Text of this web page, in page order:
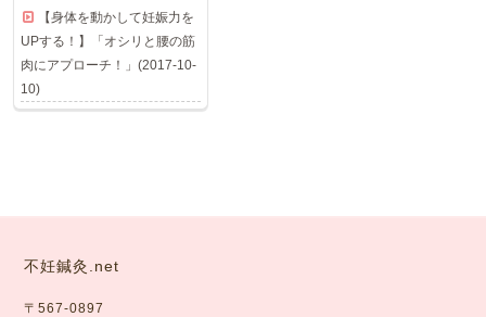
【身体を動かして妊娠力を
UPする！】「オシリと腰の筋
肉にアプローチ！」(2017-10-
10)
不妊鍼灸.net
〒567-0897